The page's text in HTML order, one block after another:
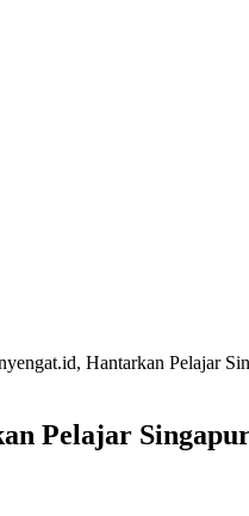
Hantarkan Pelajar
Pelajar